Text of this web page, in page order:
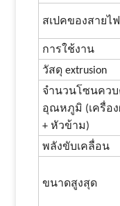
สเปคของสายไฟ
การใช้งาน
วัสดุ extrusion
จํานวนโซนคว
อุณหภูมิ (เครื่อ
+ หัวข้าม)
พลังขับเคลื่อน
ขนาดสูงสุด